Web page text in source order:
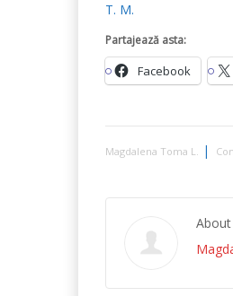
T. M.
Partajează asta:
Facebook
Magdalena Toma L. |